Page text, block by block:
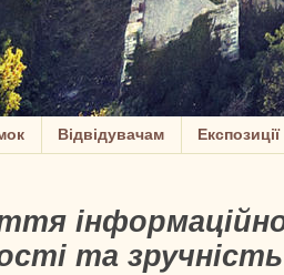
Відвідувачам Експозиції
та